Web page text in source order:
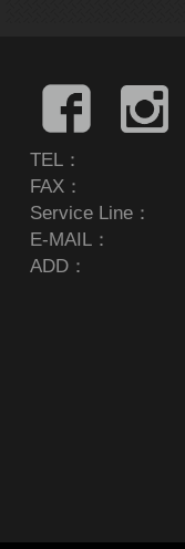
TEL：
FAX：
Service Line：
E-MAIL：
ADD：